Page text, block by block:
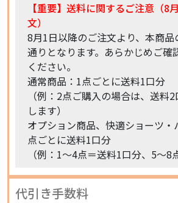
【重要】送料に関するご注意（8
文）
8月1日以降のご注文より、本商
通りとなります。あらかじめご確
ください。
通常商品：1点ごとに送料1口分
（例：2点ご購入の場合は、送料
します）
オプション商品、快適ショーツ
点ごとに送料1口分
（例：1〜4点＝送料1口分、5〜8
代引き手数料